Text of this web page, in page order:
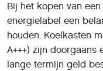
Bij het kopen van
energielabel een
houden. Koelkasten
A+++) zijn
lange termijn geld